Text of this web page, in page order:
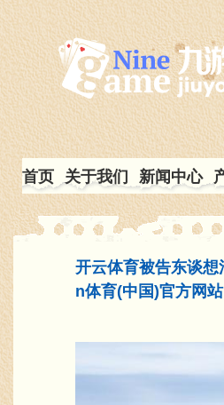
首页 关于我们 新闻中心
开云体育被告东谈
n体育(中国)官方网